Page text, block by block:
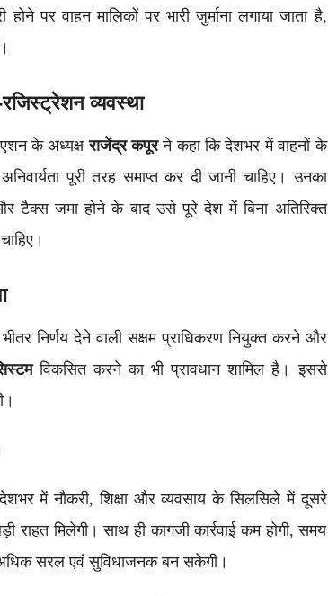
पर वाहन मालिकों पर भारी जुर्माना लगाया जाता है,
रजिस्ट्रेशन व्यवस्था
के अध्यक्षराजेंद्र कपूरने कहा कि देशभर में वाहनों के
पूरी तरह समाप्त कर दी जानी चाहिए। उनका
टैक्स जमा होने के बाद उसे पूरे देश में बिना अतिरिक्त
निर्णय देने वाली सक्षम प्राधिकरण नियुक्त करने और
विकसित करने का भी प्रावधान शामिल है। इससे
में नौकरी, शिक्षा और व्यवसाय के सिलसिले में दूसरे
राहत मिलेगी। साथ ही कागजी कार्रवाई कम होगी, समय
सरल एवं सुविधाजनक बन सकेगी।